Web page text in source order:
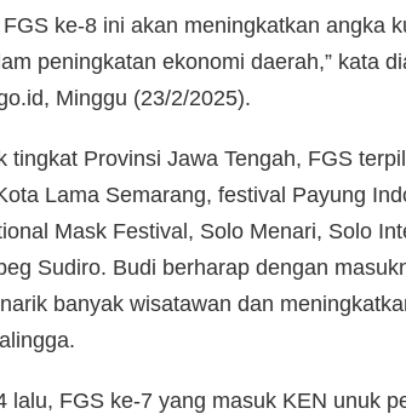
ke-8 ini akan meningkatkan angka
peningkatan ekonomi daerah,” kata
Minggu (23/2/2025).
tingkat Provinsi Jawa Tengah, FGS
Lama Semarang, festival Payung
Mask Festival, Solo Menari, Solo
Sudiro. Budi berharap dengan
banyak wisatawan dan
lalu, FGS ke-7 yang masuk KEN unuk